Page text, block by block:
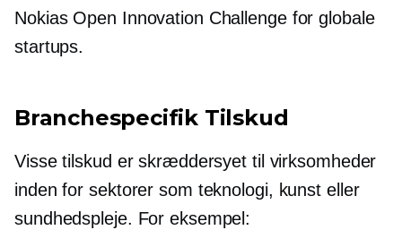
Nokias Open Innovation Challenge for globale
startups.
Branchespecifik Tilskud
Visse tilskud er skræddersyet til virksomheder
inden for sektorer som teknologi, kunst eller
sundhedspleje. For eksempel: